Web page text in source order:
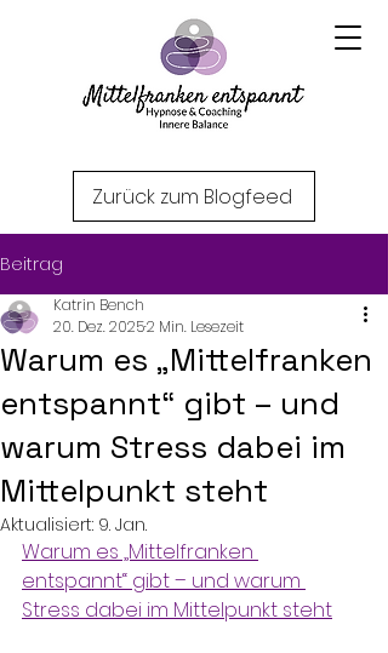
Zurück zum Blogfeed
Beitrag
Warum es „Mittelfranken
entspannt“ gibt – und
warum Stress dabei im
Mittelpunkt steht
Katrin Bench
20. Dez. 20252 Min. Lesezeit
Aktualisiert: 9. Jan.
Warum es „Mittelfranken
entspannt“ gibt – und warum
Stress dabei im Mittelpunkt steht